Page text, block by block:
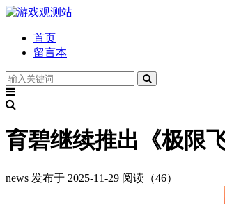
首页
留言本
育碧继续推出《极限
news 发布于 2025-11-29 阅读（46）